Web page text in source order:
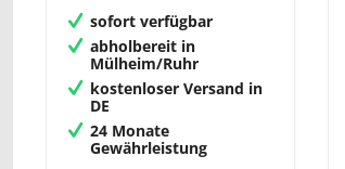
sofort verfügbar
abholbereit in
Mülheim/Ruhr
kostenloser Versand in
DE
24 Monate
Gewährleistung